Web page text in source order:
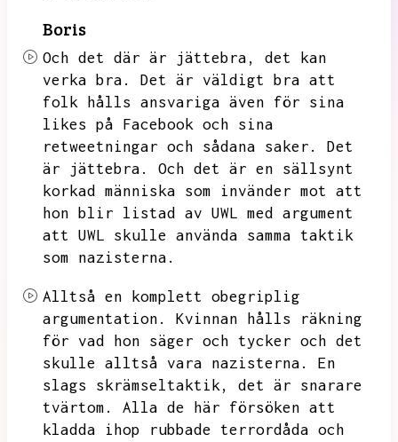
Boris
Och det där är jättebra,
det kan
verka bra.
Det är väldigt bra att
folk hålls ansvariga även för sina
likes på Facebook och sina
retweetningar och sådana saker.
Det
är jättebra.
Och det är en sällsynt
korkad människa som invänder mot att
hon blir listad av UWL med argument
att UWL skulle använda samma taktik
som nazisterna.
Alltså en komplett obegriplig
argumentation.
Kvinnan hålls räkning
för vad hon säger och tycker och det
skulle alltså vara nazisterna.
En
slags skrämseltaktik,
det är snarare
tvärtom.
Alla de här försöken att
kladda ihop rubbade terrordåda och